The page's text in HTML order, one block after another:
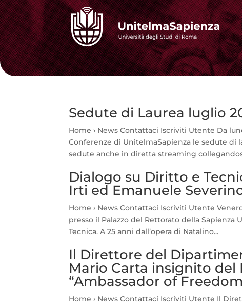
Sedute di Laurea luglio
Home › News Contattaci Iscriviti Utente Da
Conferenze di UnitelmaSapienza le sedute di
sedute anche in diretta streaming
Dialogo su Diritto e
Irti ed Emanuele
Home › News Contattaci Iscriviti Utente
presso il Palazzo del Rettorato della Sapienza
Tecnica. A 25 anni dall’opera di Natalino...
Il Direttore del
Mario Carta insignito
“Ambassador of
Home › News Contattaci Iscriviti Utente Il